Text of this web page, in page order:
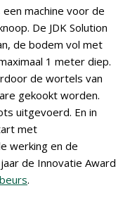
machine voor de
De JDK Solution
de bodem vol met
1 meter diep.
de wortels van
gekookt worden.
uitgevoerd. En in
met
werking en de
de Innovatie Award
.